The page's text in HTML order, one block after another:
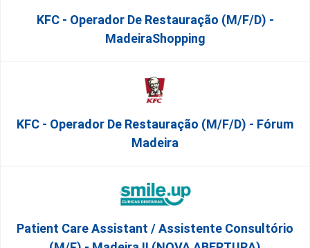
KFC - Operador De Restauração (m/f/d) -
MadeiraShopping
KFC - Operador De Restauração (m/f/d) - Fórum
Madeira
Patient Care Assistant / Assistente Consultório